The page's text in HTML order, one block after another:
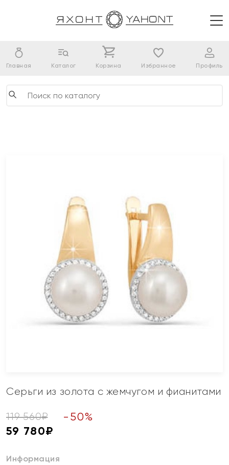
Главная Каталог Корзина Избранное Профиль
Серьги из золота с жемчугом и фианитами
119 560₽ - 50%
59 780₽
Информация